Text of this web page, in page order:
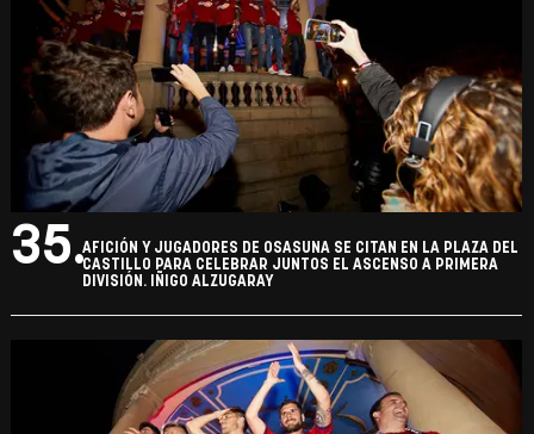
35.AFICIÓN Y JUGADORES DE OSASUNA SE CITAN EN LA PLAZA DEL
CASTILLO PARA CELEBRAR JUNTOS EL ASCENSO A PRIMERA
DIVISIÓN. IÑIGO ALZUGARAY